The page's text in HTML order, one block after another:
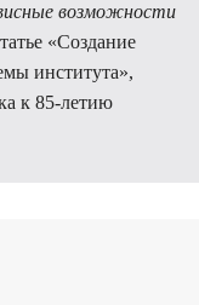
возможности
«Создание
института»,
к 85-летию